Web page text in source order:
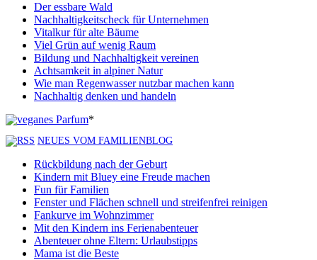
Der essbare Wald
Nachhaltigkeitscheck für Unternehmen
Vitalkur für alte Bäume
Viel Grün auf wenig Raum
Bildung und Nachhaltigkeit vereinen
Achtsamkeit in alpiner Natur
Wie man Regenwasser nutzbar machen kann
Nachhaltig denken und handeln
*
NEUES VOM FAMILIENBLOG
Rückbildung nach der Geburt
Kindern mit Bluey eine Freude machen
Fun für Familien
Fenster und Flächen schnell und streifenfrei reinigen
Fankurve im Wohnzimmer
Mit den Kindern ins Ferienabenteuer
Abenteuer ohne Eltern: Urlaubstipps
Mama ist die Beste